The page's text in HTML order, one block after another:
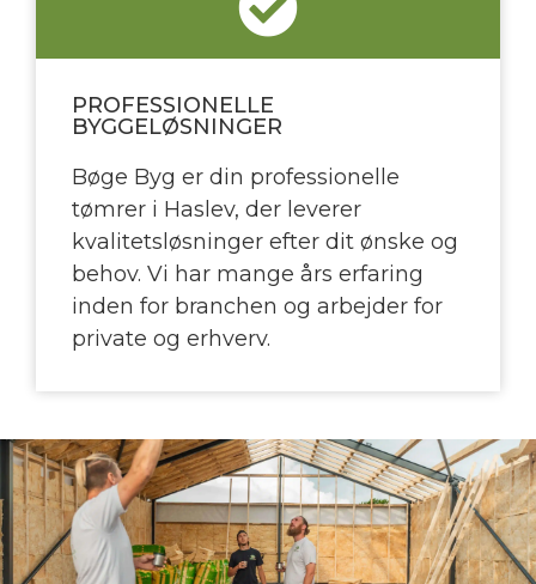
PROFESSIONELLE
BYGGELØSNINGER
Bøge Byg er din professionelle
tømrer i Haslev, der leverer
kvalitetsløsninger efter dit ønske og
behov. Vi har mange års erfaring
inden for branchen og arbejder for
private og erhverv.